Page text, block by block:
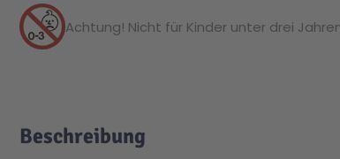
Achtung! Nicht für Kinder unter drei
Beschreibung